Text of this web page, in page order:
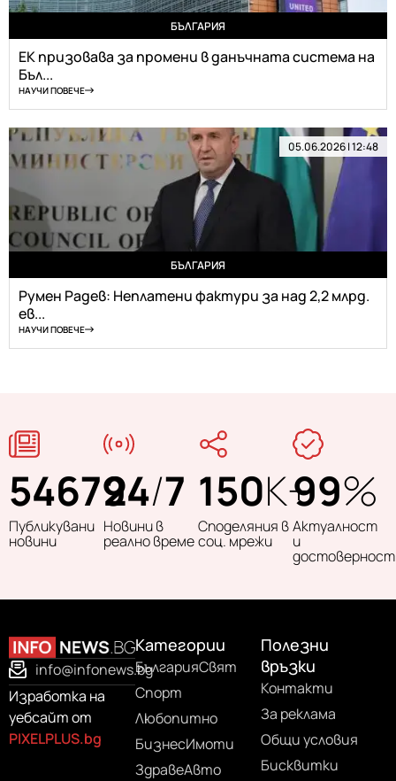
БЪЛГАРИЯ
ЕК призовава за промени в данъчната система на
Бъл...
НАУЧИ ПОВЕЧЕ
05.06.2026 | 12:48
БЪЛГАРИЯ
Румен Радев: Неплатени фактури за над 2,2 млрд.
ев...
НАУЧИ ПОВЕЧЕ
54679
Публикувани
новини
24/7
Новини в
реално време
150K+
Споделяния в
соц. мрежи
99%
Актуалност
и
достоверност
info@infonews.bg
Изработка на
уебсайт от
PIXELPLUS.bg
Категории
БългарияСвят
Спорт
Любопитно
БизнесИмоти
ЗдравеАвто
Полезни
връзки
Контакти
За реклама
Общи условия
Бисквитки